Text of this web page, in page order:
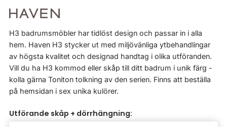
H3 badrumsmöbler har tidlöst design och passar in i alla
hem. Haven H3 stycker ut med miljövänliga ytbehandlingar
av högsta kvalitet och designad handtag i olika utföranden.
Vill du ha H3 kommod eller skåp till ditt badrum i unik färg -
kolla gärna Toniton tolkning av den serien. Finns att beställa
på hemsidan i sex unika kulörer.
Utförande skåp + dörrhängning: